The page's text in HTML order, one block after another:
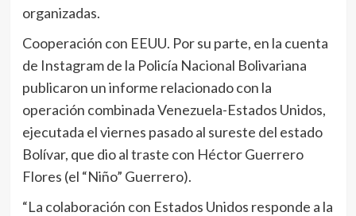
organizadas.
Cooperación con EEUU. Por su parte, en la cuenta
de Instagram de la Policía Nacional Bolivariana
publicaron un informe relacionado con la
operación combinada Venezuela-Estados Unidos,
ejecutada el viernes pasado al sureste del estado
Bolívar, que dio al traste con Héctor Guerrero
Flores (el “Niño” Guerrero).
“La colaboración con Estados Unidos responde a la